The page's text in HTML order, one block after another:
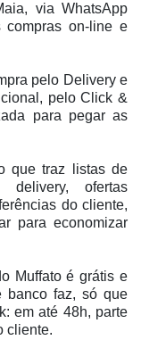
via WhatsApp
on-line e
pelo Delivery e
pelo Click &
para pegar as
que traz listas de
delivery, ofertas
do cliente,
para economizar
Muffato é grátis e
banco faz, só que
em até 48h, parte
cliente.